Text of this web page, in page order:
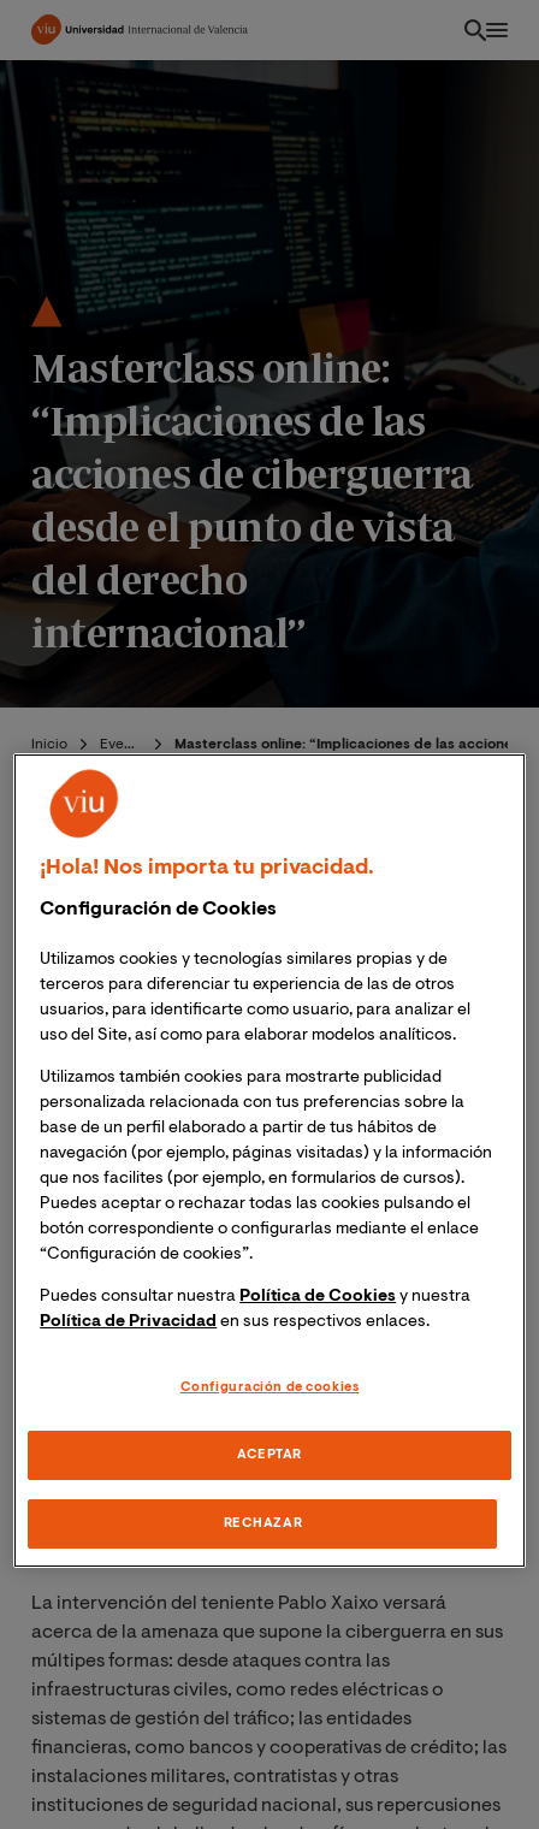
Pasar
contenido
principal
CO
Masterclass online:
“Implicaciones de las
acciones de ciberguerra
desde el punto de vista
del derecho
internacional”
Inicio Eventos Masterclass online: “Implicaciones de las acciones
Publicado:29/04/2024|Actualizado:
El próximo de 2024 a las
España peninsular),
12:00h (Hora Colombia)la
Masterclass online “Implicaciones de las acciones de
ciberguerra desde el punto de vista del derecho
internacional”.
Inscripción necesaria. Recibirás el mismo día del
evento un enlace para acceder a la sesión online.
Don Alejandro Aracil, Presidente de ISACA Valencia
La intervención del teniente Pablo Xaixo versará
acerca de la amenaza que supone la ciberguerra en sus
múltipes formas: desdeataques contra las
infraestructuras civiles, como redes eléctricas o
sistemas de gestión del tráfico; las entidades
financieras, como bancos y cooperativas de crédito; las
instalaciones militares, contratistas y otras
instituciones de seguridad nacional, sus repercusiones
¡Hola! Nos importa tu privacidad.
Configuración de Cookies
Utilizamos cookies y tecnologías similares propias y de
terceros para diferenciar tu experiencia de las de otros
usuarios, para identificarte como usuario, para analizar el
uso del Site, así como para elaborar modelos analíticos.
Utilizamos también cookies para mostrarte publicidad
personalizada relacionada con tus preferencias sobre la
base de un perfil elaborado a partir de tus hábitos de
navegación (por ejemplo, páginas visitadas) y la información
que nos facilites (por ejemplo, en formularios de cursos).
Puedes aceptar o rechazar todas las cookies pulsando el
botón correspondiente o configurarlas mediante el enlace
“Configuración de cookies”.
Puedes consultar nuestra Política de Cookies y nuestra
Política de Privacidad en sus respectivos enlaces.
Configuración de cookies
RECHAZAR
ACEPTAR